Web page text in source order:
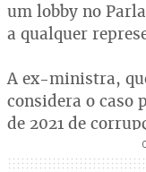
um lobby no
a qualquer
A ex-ministra,
considera o caso
de 2021 de